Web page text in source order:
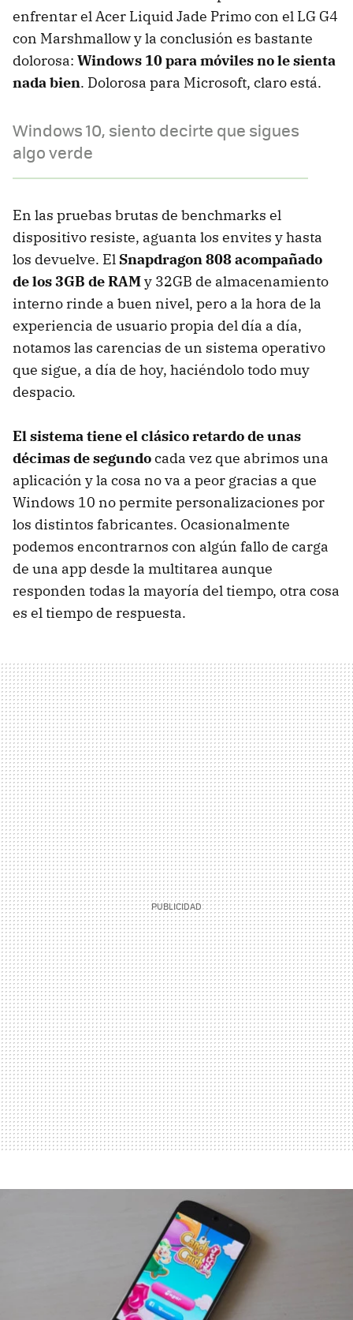
enfrentar el Acer Liquid Jade Primo con el LG G4
con Marshmallow y la conclusión es bastante
dolorosa: Windows 10 para móviles no le sienta
nada bien. Dolorosa para Microsoft, claro está.
Windows 10, siento decirte que sigues
algo verde
En las pruebas brutas de benchmarks el
dispositivo resiste, aguanta los envites y hasta
los devuelve. El Snapdragon 808 acompañado
de los 3GB de RAMy 32GB de almacenamiento
interno rinde a buen nivel, pero a la hora de la
experiencia de usuario propia del día a día,
notamos las carencias de un sistema operativo
que sigue, a día de hoy, haciéndolo todo muy
despacio.
El sistema tiene el clásico retardo de unas
décimas de segundocada vez que abrimos una
aplicación y la cosa no va a peor gracias a que
Windows 10 no permite personalizaciones por
los distintos fabricantes. Ocasionalmente
podemos encontrarnos con algún fallo de carga
de una app desde la multitarea aunque
responden todas la mayoría del tiempo, otra cosa
es el tiempo de respuesta.